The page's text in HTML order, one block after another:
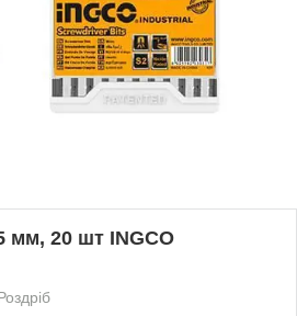
мм, 20 шт INGCO